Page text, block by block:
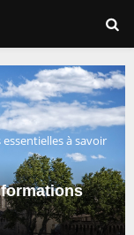
à savoir